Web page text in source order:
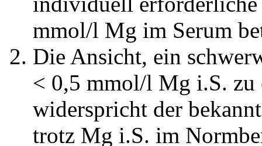
mmol/l Mg im Serum
Die Ansicht, ein
< 0,5 mmol/l Mg i.S. zu
widerspricht der
trotz Mg i.S. im